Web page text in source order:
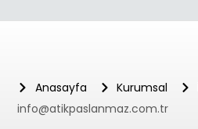
Anasayfa Kurumsal
info@atikpaslanmaz.com.tr